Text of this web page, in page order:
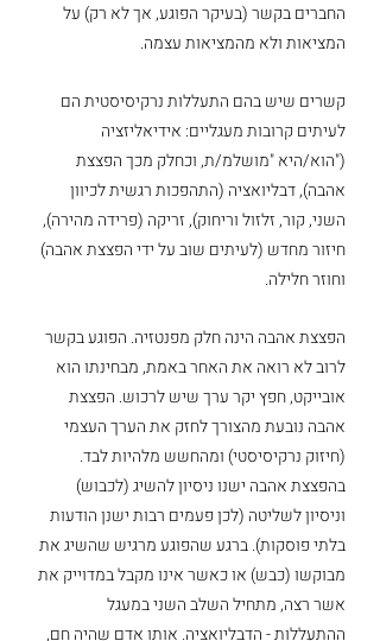
החברים בקשר (בעיקר הפוגע, אך לא רק) על
המציאות ולא מהמציאות עצמה.
קשרים שיש בהם התעללות נרקיסיסטית הם
לעיתים קרובות מעגליים: אידיאליזציה
("הוא/היא "מושלמ/ת, וכחלק מכך הפצצת
אהבה), דבליואציה (התהפכות רגשית לכיוון
השני, קור, זלזול וריחוק), זריקה (פרידה מהירה),
חיזור מחדש (לעיתים שוב על ידי הפצצת אהבה)
וחוזר חלילה.
הפצצת אהבה הינה חלק מפנטזיה. הפוגע בקשר
לרוב לא רואה את האחר באמת, מבחינתו הוא
אובייקט, חפץ יקר ערך שיש לרכוש. הפצצת
אהבה נובעת מהצורך לחזק את הערך העצמי
(חיזוק נרקיסיסטי) ומהחשש מלהיות לבד.
בהפצצת אהבה ישנו ניסיון להשיג (לכבוש)
וניסיון לשליטה (לכן פעמים רבות ישנן הודעות
בלתי פוסקות). ברגע שהפוגע מרגיש שהשיג את
מבוקשו (כבש) או כאשר אינו מקבל במדוייק את
אשר רצה, מתחיל השלב השני במעגל
ההתעללות - הדבליואציה. אותו אדם שהיה חם,